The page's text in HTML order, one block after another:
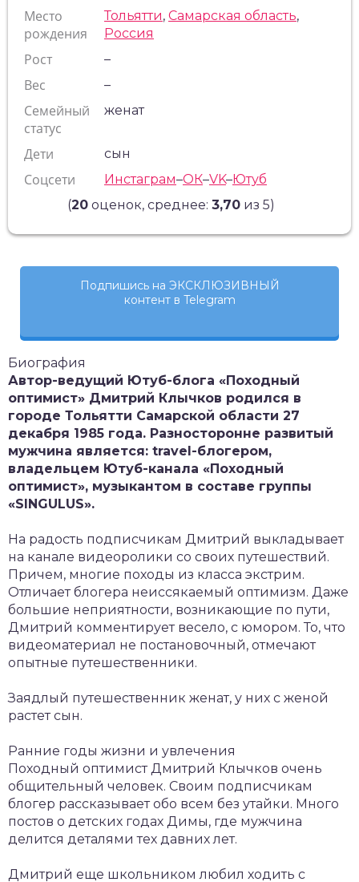
Место
рождения
Тольятти, Самарская область,
Россия
Рост –
Вес –
Семейный
статус
женат
Дети сын
Соцсети Инстаграм–ОК–VK–Ютуб
(20 оценок, среднее: 3,70 из 5)
Подпишись на ЭКСКЛЮЗИВНЫЙ
контент в Telegram
Биография
Автор-ведущий Ютуб-блога «Походный
оптимист» Дмитрий Клычков родился в
городе Тольятти Самарской области 27
декабря 1985 года. Разносторонне развитый
мужчина является: travel-блогером,
владельцем Ютуб-канала «Походный
оптимист», музыкантом в составе группы
«SINGULUS».
На радость подписчикам Дмитрий выкладывает
на канале видеоролики со своих путешествий.
Причем, многие походы из класса экстрим.
Отличает блогера неиссякаемый оптимизм. Даже
большие неприятности, возникающие по пути,
Дмитрий комментирует весело, с юмором. То, что
видеоматериал не постановочный, отмечают
опытные путешественники.
Заядлый путешественник женат, у них с женой
растет сын.
Ранние годы жизни и увлечения
Походный оптимист Дмитрий Клычков очень
общительный человек. Своим подписчикам
блогер рассказывает обо всем без утайки. Много
постов о детских годах Димы, где мужчина
делится деталями тех давних лет.
Дмитрий еще школьником любил ходить с